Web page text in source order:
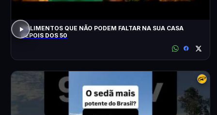
3 ALIMENTOS QUE NÃO PODEM FALTAR NA SUA CASA
DEPOIS DOS 50